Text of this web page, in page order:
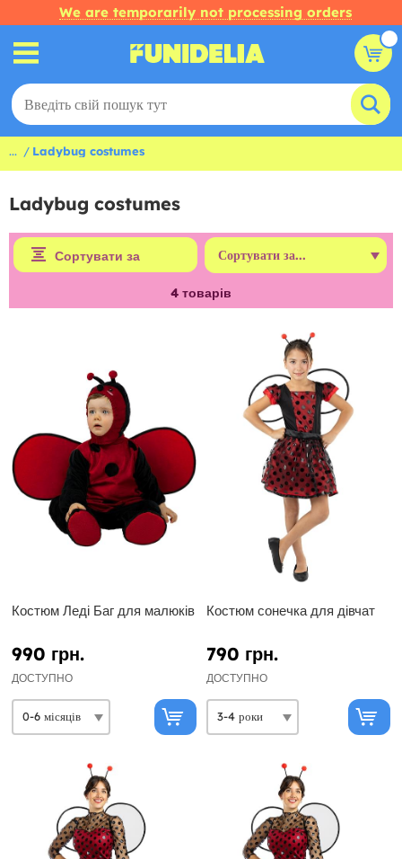
We are temporarily not processing orders
... Ladybug costumes
Ladybug costumes
Сортувати за
4 товарів
Костюм Леді Баг для малюків
990 грн.
ДОСТУПНО
Костюм сонечка для дівчат
790 грн.
ДОСТУПНО